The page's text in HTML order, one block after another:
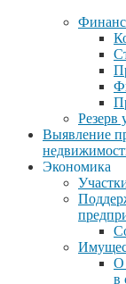
Резерв
Выявление
Экономика
О
в